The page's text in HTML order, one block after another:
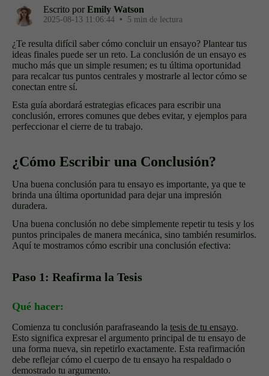
Escrito por Emily Watson
2025-08-13 11:06:44 • 5 min de lectura
¿Te resulta difícil saber cómo concluir un ensayo? Plantear tus
ideas finales puede ser un reto. La conclusión de un ensayo es
mucho más que un simple resumen; es tu última oportunidad
para recalcar tus puntos centrales y mostrarle al lector cómo se
conectan entre sí.
Esta guía abordará estrategias eficaces para escribir una
conclusión, errores comunes que debes evitar, y ejemplos para
perfeccionar el cierre de tu trabajo.
¿Cómo Escribir una Conclusión?
Una buena conclusión para tu ensayo es importante, ya que te
brinda una última oportunidad para dejar una impresión
duradera.
Una buena conclusión no debe simplemente repetir tu tesis y los
puntos principales de manera mecánica, sino también resumirlos.
Aquí te mostramos cómo escribir una conclusión efectiva:
Paso 1: Reafirma la Tesis
Qué hacer:
Comienza tu conclusión parafraseando la tesis de tu ensayo.
Esto significa expresar el argumento principal de tu ensayo de
una forma nueva, sin repetirlo exactamente. Esta reafirmación
debe reflejar cómo el cuerpo de tu ensayo ha respaldado o
demostrado tu argumento.